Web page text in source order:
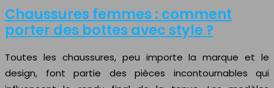
Chaussures femmes : comment
porter des bottes avec style ?
Toutes les chaussures, peu importe la marque et le
design, font partie des pièces incontournables qui